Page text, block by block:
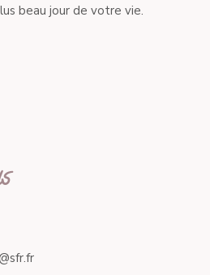
beau jour de votre vie.